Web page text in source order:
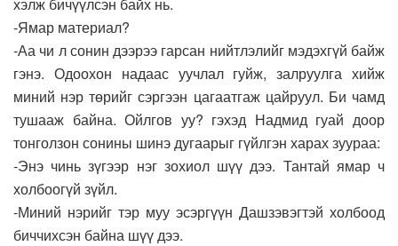
-Ямар материал?
-Аа чи л сонин дээрээ гарсан нийтлэлийг мэдэхгүй байж
гэнэ. Одоохон надаас уучлал гуйж, залруулга хийж
миний нэр төрийг сэргээн цагаатгаж цайруул. Би чамд
тушааж байна. Ойлгов уу? гэхэд Надмид гуай доор
тонголзон сонины шинэ дугаарыг гүйлгэн харах зуураа:
-Энэ чинь зүгээр нэг зохиол шүү дээ. Тантай ямар ч
холбоогүй зүйл.
-Миний нэрийг тэр муу эсэргүүн Дашзэвэгтэй холбоод
биччихсэн байна шүү дээ.